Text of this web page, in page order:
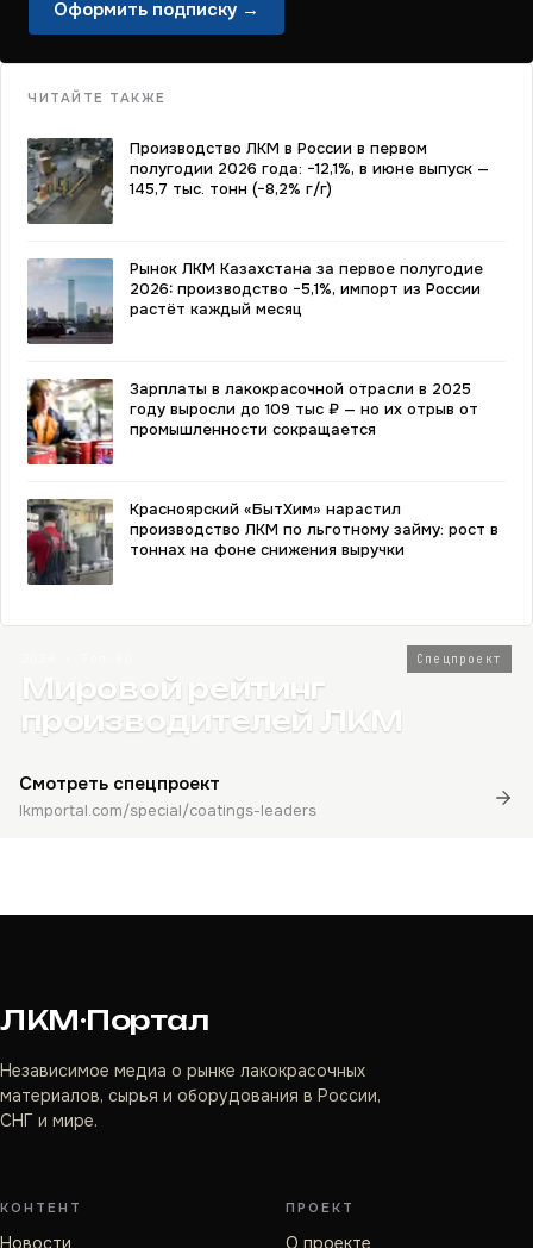
Оформить подписку →
ЧИТАЙТЕ ТАКЖЕ
Производство ЛКМ в России в первом
полугодии 2026 года: −12,1%, в июне выпуск —
145,7 тыс. тонн (−8,2% г/г)
Рынок ЛКМ Казахстана за первое полугодие
2026: производство −5,1%, импорт из России
растёт каждый месяц
Зарплаты в лакокрасочной отрасли в 2025
году выросли до 109 тыс ₽ — но их отрыв от
промышленности сокращается
Красноярский «БытХим» нарастил
производство ЛКМ по льготному займу: рост в
тоннах на фоне снижения выручки
Спецпроект
Мировой рейтинг
производителей ЛКМ
Смотреть спецпроект
lkmportal.com/special/coatings-leaders
ЛКМ·Портал
Независимое медиа о рынке лакокрасочных
материалов, сырья и оборудования в России,
СНГ и мире.
КОНТЕНТ
Новости
ПРОЕКТ
О проекте